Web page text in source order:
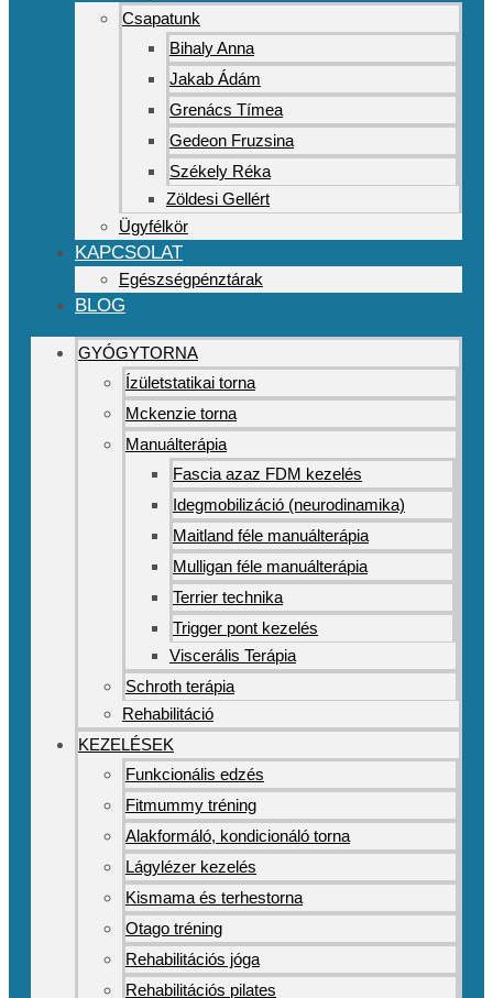
Csapatunk
Bihaly Anna
Jakab Ádám
Grenács Tímea
Gedeon Fruzsina
Székely Réka
Zöldesi Gellért
Ügyfélkör
KAPCSOLAT
Egészségpénztárak
BLOG
GYÓGYTORNA
Ízületstatikai torna
Mckenzie torna
Manuálterápia
Fascia azaz FDM kezelés
Idegmobilizáció (neurodinamika)
Maitland féle manuálterápia
Mulligan féle manuálterápia
Terrier technika
Trigger pont kezelés
Viscerális Terápia
Schroth terápia
Rehabilitáció
KEZELÉSEK
Funkcionális edzés
Fitmummy tréning
Alakformáló, kondicionáló torna
Lágylézer kezelés
Kismama és terhestorna
Otago tréning
Rehabilitációs jóga
Rehabilitációs pilates